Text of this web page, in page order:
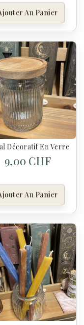
Au Panier
Couvercle En Bois
Décoratif En Verre
9,00 CHF
Au Panier